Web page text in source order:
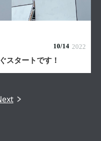
10/14 2022
スタートです！